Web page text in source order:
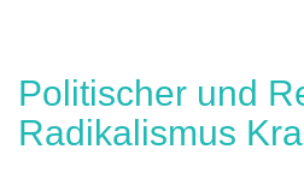
Politischer und
Radikalismus